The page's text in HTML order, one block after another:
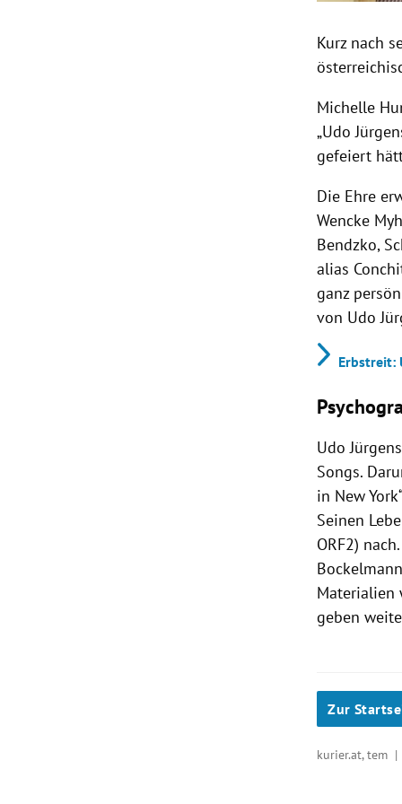
Kurz nach
Michelle
„Udo
gefeiert
Die Ehre
Wencke
Bendzko,
alias
ganz
von Udo
Erbstreit:
Udo
Songs.
in New
Seinen
ORF2)
Materialien
geben
Zur
kurier.at, tem